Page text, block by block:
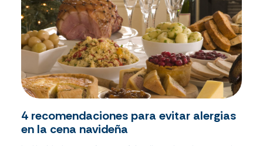
4 recomendaciones para evitar alergias
en la cena navideña